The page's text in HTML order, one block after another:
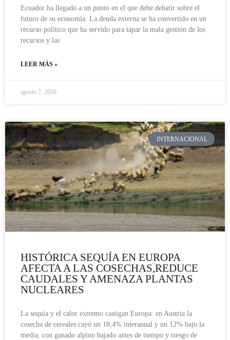
Ecuador ha llegado a un punto en el que debe debatir sobre el
futuro de su economía. La deuda externa se ha convertido en un
recurso político que ha servido para tapar la mala gestión de los
recursos y las
LEER MÁS »
agosto 7, 2026
INTERNACIONAL
HISTÓRICA SEQUÍA EN EUROPA
AFECTA A LAS COSECHAS,REDUCE
CAUDALES Y AMENAZA PLANTAS
NUCLEARES
La sequía y el calor extremo castigan Europa: en Austria la
cosecha de cereales cayó un 18,4% interanual y un 12% bajo la
media, con ganado alpino bajado antes de tiempo y riesgo de